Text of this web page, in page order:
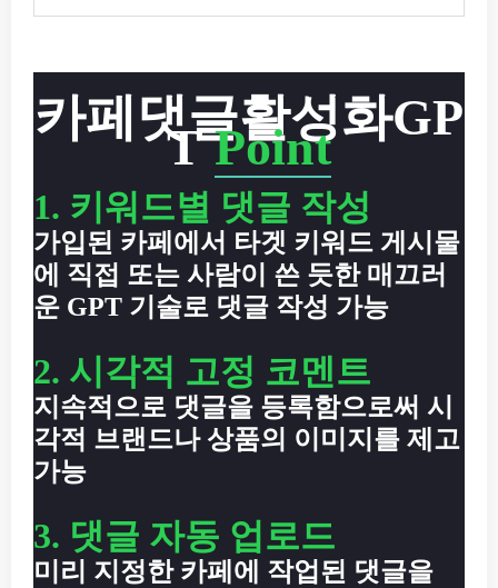
카페댓글활성화GP
TPoint
1. 키워드별 댓글 작성
가입된 카페에서 타겟 키워드 게시물
에 직접 또는 사람이 쓴 듯한 매끄러
운 GPT 기술로 댓글 작성 가능
2. 시각적 고정 코멘트
지속적으로 댓글을 등록함으로써 시
각적 브랜드나 상품의 이미지를 제고
가능
3. 댓글 자동 업로드
미리 지정한 카페에 작업된 댓글을